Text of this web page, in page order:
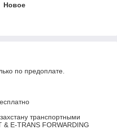
Новое
по предоплате.
транспортными
E-TRANS FORWARDING